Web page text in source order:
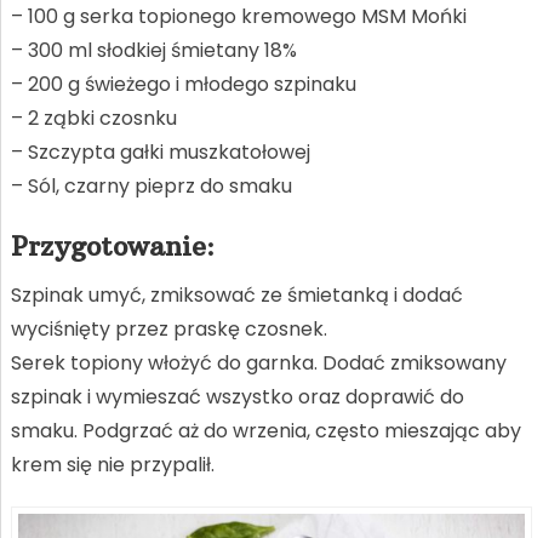
– 100 g serka topionego kremowego MSM Mońki
– 300 ml słodkiej śmietany 18%
– 200 g świeżego i młodego szpinaku
– 2 ząbki czosnku
– Szczypta gałki muszkatołowej
– Sól, czarny pieprz do smaku
Przygotowanie:
Szpinak umyć, zmiksować ze śmietanką i dodać
wyciśnięty przez praskę czosnek.
Serek topiony włożyć do garnka. Dodać zmiksowany
szpinak i wymieszać wszystko oraz doprawić do
smaku. Podgrzać aż do wrzenia, często mieszając aby
krem się nie przypalił.